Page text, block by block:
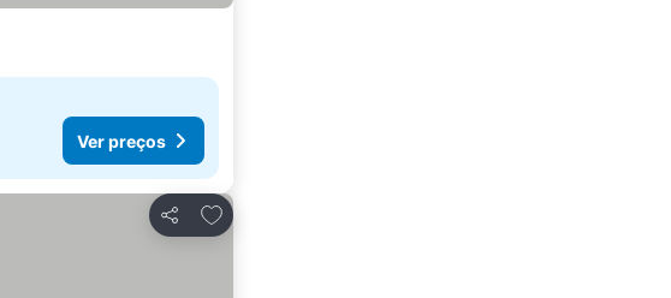
Ver preços
Partilhar
Adicionar aos favoritos